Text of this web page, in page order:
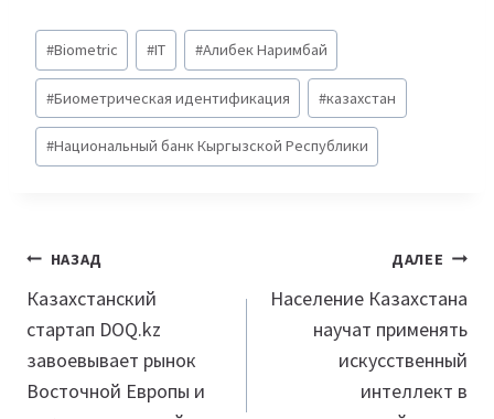
Метки
записи:
#Biometric #IT #Алибек Наримбай
#Биометрическая идентификация #казахстан
#Национальный банк Кыргызской Республики
Навигация
по
записям
НАЗАД
Казахстанский
стартап DOQ.kz
завоевывает рынок
Восточной Европы и
ДАЛЕЕ
Население Казахстана
научат применять
искусственный
интеллект в